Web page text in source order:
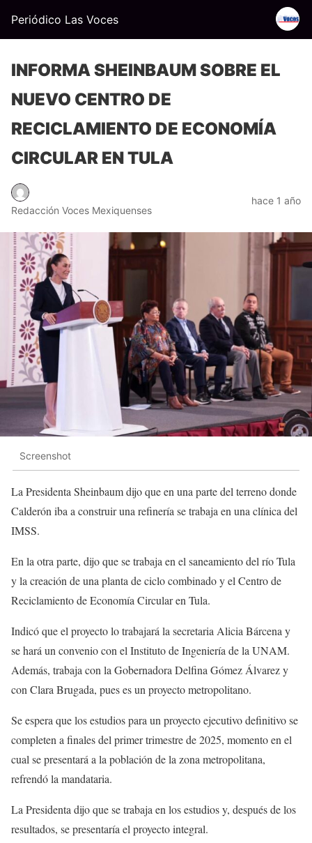
Periódico Las Voces
INFORMA SHEINBAUM SOBRE EL
NUEVO CENTRO DE
RECICLAMIENTO DE ECONOMÍA
CIRCULAR EN TULA
Redacción Voces Mexiquenses
hace 1 año
Screenshot
La Presidenta Sheinbaum dijo que en una parte del terreno donde
Calderón iba a construir una refinería se trabaja en una clínica del
IMSS.
En la otra parte, dijo que se trabaja en el saneamiento del río Tula
y la creación de una planta de ciclo combinado y el Centro de
Reciclamiento de Economía Circular en Tula.
Indicó que el proyecto lo trabajará la secretaria Alicia Bárcena y
se hará un convenio con el Instituto de Ingeniería de la UNAM.
Además, trabaja con la Gobernadora Delfina Gómez Álvarez y
con Clara Brugada, pues es un proyecto metropolitano.
Se espera que los estudios para un proyecto ejecutivo definitivo se
completen a finales del primer trimestre de 2025, momento en el
cual se presentará a la población de la zona metropolitana,
refrendó la mandataria.
La Presidenta dijo que se trabaja en los estudios y, después de los
resultados, se presentaría el proyecto integral.